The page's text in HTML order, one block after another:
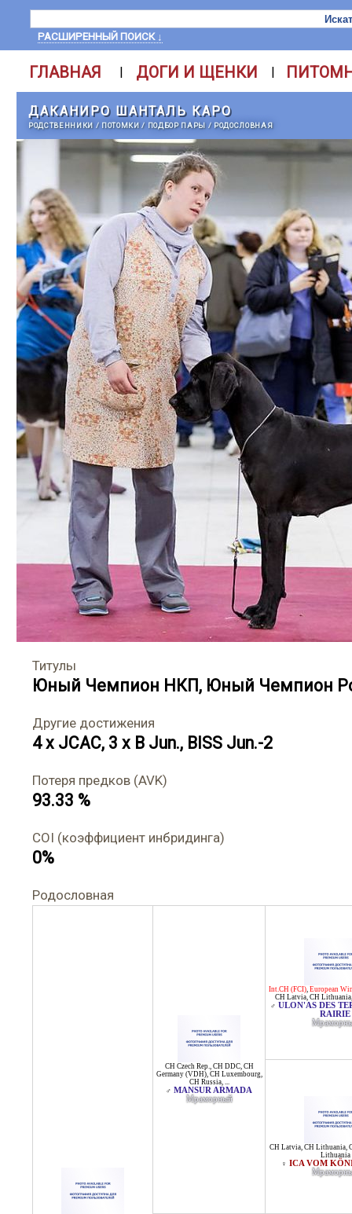
РАСШИРЕННЫЙ ПОИСК ↓
ГЛАВНАЯ | ДОГИ И ЩЕНКИ |
ДАКАНИРО ШАНТАЛЬ КАРО
РОДСТВЕННИКИ / ПОТОМКИ/ ПОДБОР ПАРЫ / РОДОСЛОВНАЯ
Титулы
Юный Чемпион НКП, Юный Чемпион
Другие достижения
4 x JCAC, 3 x B Jun., BISS Jun.-2
Потеря предков (AVK)
93.33 %
COI (коэффициент инбридинга)
0%
Родословная
CH Czech Rep., CH DDC, CH
Germany (VDH), CH Luxembourg,
CH Russia, ...
♂ MANSUR ARMADA
Мраморный
Int.CH (FCI), European
CH Latvia, CH Lithuania
♂ ULON'AS DES
RAIRIE
CH Latvia, CH Lithuania,
Lithuania
♀ ICA VOM